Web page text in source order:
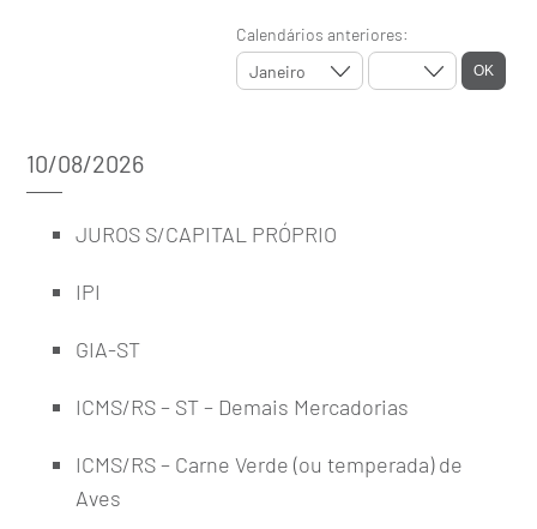
Calendários anteriores:
10/08/2026
JUROS S/CAPITAL PRÓPRIO
IPI
GIA-ST
ICMS/RS – ST – Demais Mercadorias
ICMS/RS – Carne Verde (ou temperada) de
Aves